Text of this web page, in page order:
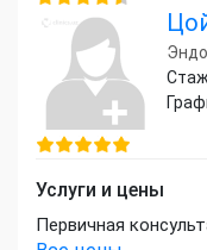
Услуги и цены
Первичная